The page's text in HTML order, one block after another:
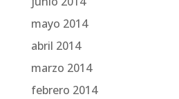
mayo 2014
abril 2014
marzo 2014
febrero 2014